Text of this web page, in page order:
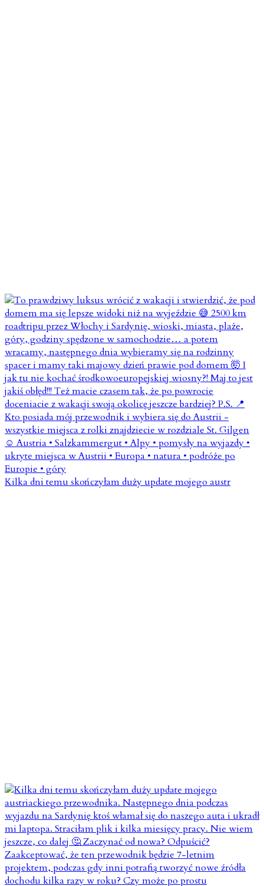
Kilka dni temu skończyłam duży update mojego austr